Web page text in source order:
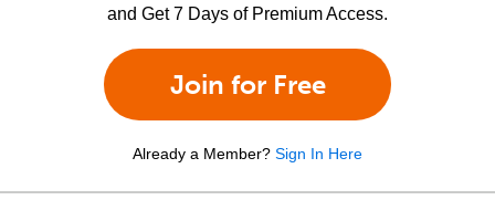
and Get 7 Days of Premium Access.
Join for Free
Already a Member? Sign In Here